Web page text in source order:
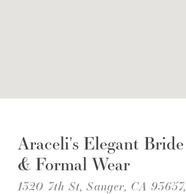
ESPAÑOL INGLES
Araceli's Elegant Bride
& Formal Wear
1320 7th St, Sanger, CA